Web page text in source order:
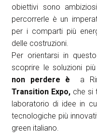
obiettivi sono
percorrerle è un
per i comparti più
delle costruzioni.
Per orientarsi in
scoprire le soluzioni
non perdere è a
Transition Expo,che si
laboratorio di idee in
tecnologiche più
green italiano.